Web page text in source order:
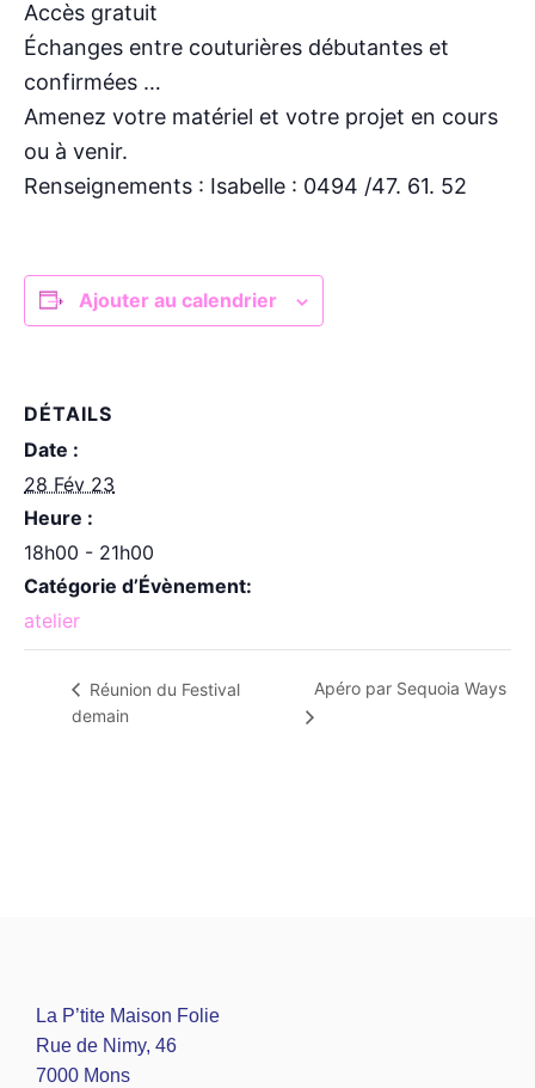
Accès gratuit
Échanges entre couturières débutantes et
confirmées …
Amenez votre matériel et votre projet en cours
ou à venir.
Renseignements : Isabelle : 0494 /47. 61. 52
Ajouter au calendrier
DÉTAILS
Date :
28 Fév 23
Heure :
18h00 - 21h00
Catégorie d’Évènement:
atelier
Réunion du Festival
demain
Apéro par Sequoia Ways
La P’tite Maison Folie
Rue de Nimy, 46
7000 Mons